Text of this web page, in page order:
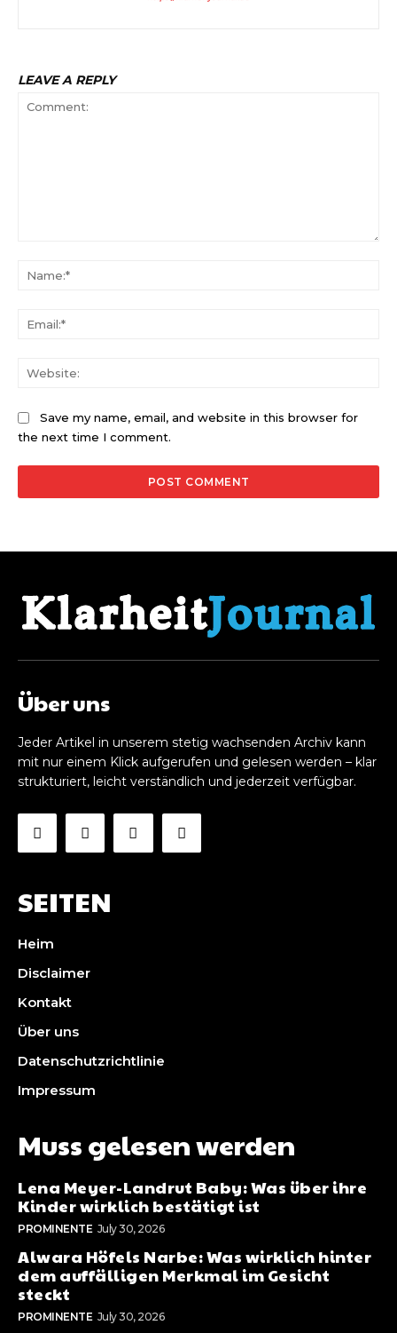
LEAVE A REPLY
Save my name, email, and website in this browser for
the next time I comment.
Über uns
Jeder Artikel in unserem stetig wachsenden Archiv kann
mit nur einem Klick aufgerufen und gelesen werden – klar
strukturiert, leicht verständlich und jederzeit verfügbar.
SEITEN
Heim
Disclaimer
Kontakt
Über uns
Datenschutzrichtlinie
Impressum
Muss gelesen werden
Lena Meyer-Landrut Baby: Was über ihre
Kinder wirklich bestätigt ist
PROMINENTE July 30, 2026
Alwara Höfels Narbe: Was wirklich hinter
dem auffälligen Merkmal im Gesicht
steckt
PROMINENTE July 30, 2026